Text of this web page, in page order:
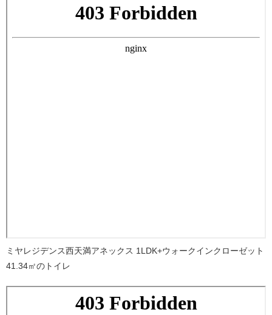
ミヤレジデンス西天満アネックス 1LDK+ウォークインクローゼット
41.34㎡のトイレ